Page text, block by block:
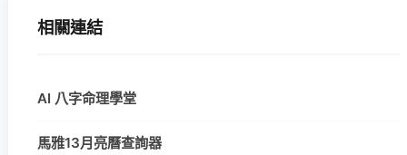
相關連結
AI 八字命理學堂
馬雅13月亮曆查詢器